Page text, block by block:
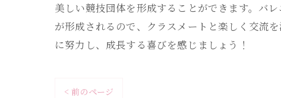
美しい競技団体を形成することができます。バ
が形成されるので、クラスメートと楽しく交流
に努力し、成長する喜びを感じましょう！
< 前のページ